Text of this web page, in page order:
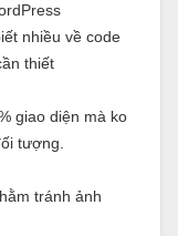
nhiều về code
thiết
giao diện mà ko
tượng.
tránh ảnh